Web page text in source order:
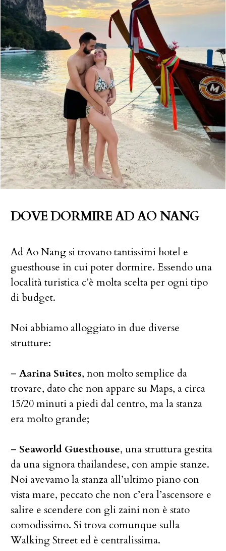
DOVE DORMIRE AD AO NANG
Ad Ao Nang si trovano tantissimi hotel e
guesthouse in cui poter dormire. Essendo una
località turistica c’è molta scelta per ogni tipo
di budget.
Noi abbiamo alloggiato in due diverse
strutture:
– Aarina Suites, non molto semplice da
trovare, dato che non appare su Maps, a circa
15/20 minuti a piedi dal centro, ma la stanza
era molto grande;
– Seaworld Guesthouse, una struttura gestita
da una signora thailandese, con ampie stanze.
Noi avevamo la stanza all’ultimo piano con
vista mare, peccato che non c’era l’ascensore e
salire e scendere con gli zaini non è stato
comodissimo. Si trova comunque sulla
Walking Street ed è centralissima.